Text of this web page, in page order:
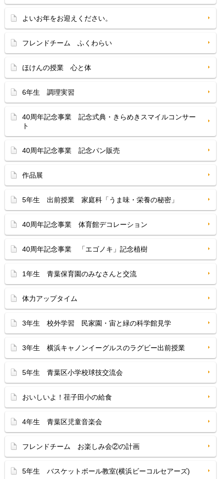
よいお年をお迎えください。
フレンドチーム ふくわらい
ほけんの授業 心と体
6年生 調理実習
40周年記念事業 記念式典・きらめきスマイルコンサー
ト
40周年記念事業 記念パン販売
作品展
5年生 出前授業 家庭科「うま味・栄養の秘密」
40周年記念事業 体育館デコレーション
40周年記念事業 「エゴノキ」記念植樹
1年生 青葉保育園のみなさんと交流
体力アップタイム
3年生 校外学習 民家園・宙と緑の科学館見学
3年生 横浜キャノンイーグルスのラグビー出前授業
5年生 青葉区小学校球技交流会
おいしいよ！荏子田小の給食
4年生 青葉区児童音楽会
フレンドチーム お楽しみ会②の計画
5年生 バスケットボール教室(横浜ビーコルセアーズ)